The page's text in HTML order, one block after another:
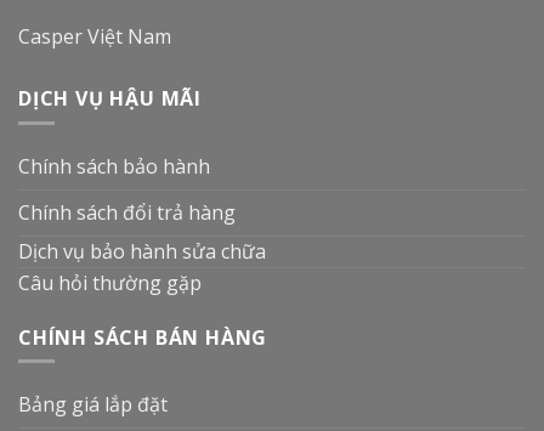
Casper Việt Nam
DỊCH VỤ HẬU MÃI
Chính sách bảo hành
Chính sách đổi trả hàng
Dịch vụ bảo hành sửa chữa
Câu hỏi thường gặp
CHÍNH SÁCH BÁN HÀNG
Bảng giá lắp đặt